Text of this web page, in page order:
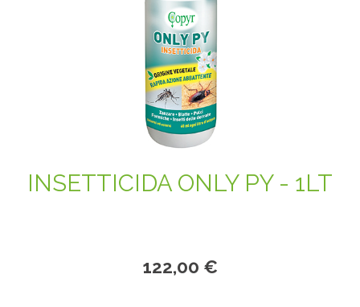
INSETTICIDA ONLY PY - 1LT
122,00 €